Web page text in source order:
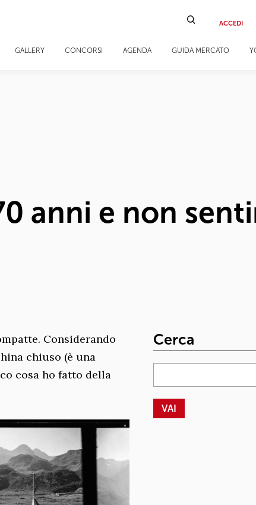
ACCEDI
GALLERY CONCORSI AGENDA GUIDA MERCATO
anni e non
Considerando
chiuso (è una
cosa ho fatto della
Cerca